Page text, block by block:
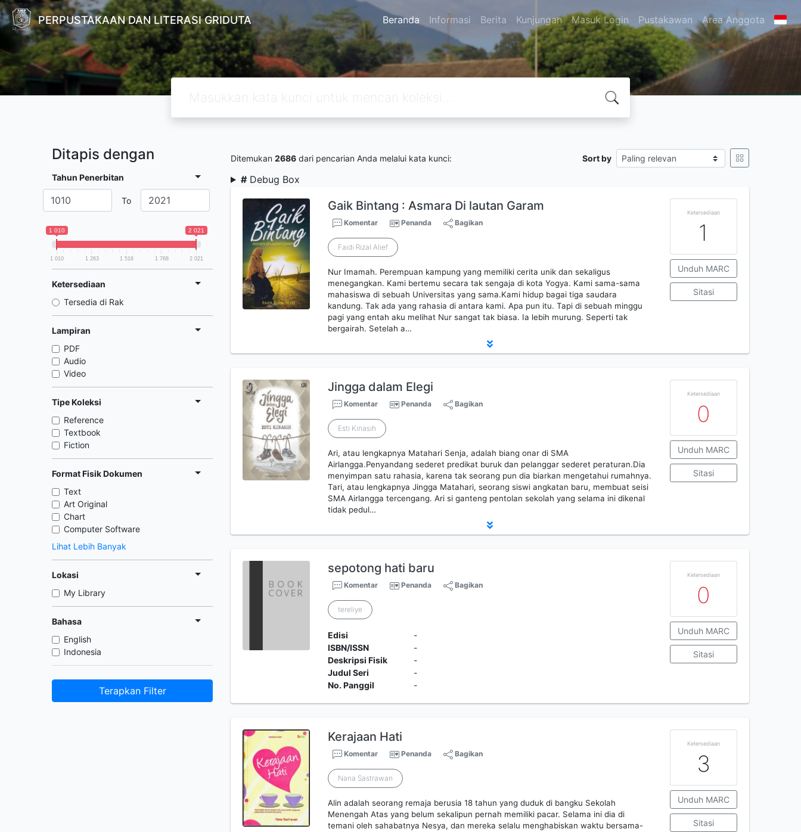
PERPUSTAKAAN DAN LITERASI GRIDUTA Beranda Informasi Berita Kunjungan Masuk Login Pustakawan Area Anggota
Ditapis dengan
Tahun Penerbitan
To
1 010 2 021
1 010 1 263 1 516 1 768 2 021
Ketersediaan
Tersedia di Rak
Lampiran
PDF
Audio
Video
Tipe Koleksi
Reference
Textbook
Fiction
Format Fisik Dokumen
Text
Art Original
Chart
Computer Software
Lihat Lebih Banyak
Lokasi
My Library
Bahasa
English
Indonesia
Terapkan Filter
Ditemukan 2686 dari pencarian Anda melalui kata kunci: Sort by
# Debug Box
Gaik Bintang : Asmara Di lautan Garam
Komentar Penanda Bagikan
Faidi Rizal Alief
Nur Imamah. Perempuan kampung yang memiliki cerita unik dan sekaligus
menegangkan. Kami bertemu secara tak sengaja di kota Yogya. Kami sama-sama
mahasiswa di sebuah Universitas yang sama.Kami hidup bagai tiga saudara
kandung. Tak ada yang rahasia di antara kami. Apa pun itu. Tapi di sebuah minggu
pagi yang entah aku melihat Nur sangat tak biasa. Ia lebih murung. Seperti tak
bergairah. Setelah a…
Ketersediaan
1
Unduh MARC
Sitasi
Jingga dalam Elegi
Komentar Penanda Bagikan
Esti Kinasih
Ari, atau lengkapnya Matahari Senja, adalah biang onar di SMA
Airlangga.Penyandang sederet predikat buruk dan pelanggar sederet peraturan.Dia
menyimpan satu rahasia, karena tak seorang pun dia biarkan mengetahui rumahnya.
Tari, atau lengkapnya Jingga Matahari, seorang siswi angkatan baru, membuat seisi
SMA Airlangga tercengang. Ari si ganteng pentolan sekolah yang selama ini dikenal
tidak pedul…
Ketersediaan
0
Unduh MARC
Sitasi
sepotong hati baru
Komentar Penanda Bagikan
tereliye
Edisi
-
ISBN/ISSN
-
Deskripsi Fisik
-
Judul Seri
-
No. Panggil
-
Ketersediaan
0
Unduh MARC
Sitasi
Kerajaan Hati
Komentar Penanda Bagikan
Nana Sastrawan
Alin adalah seorang remaja berusia 18 tahun yang duduk di bangku Sekolah
Menengah Atas yang belum sekalipun pernah memiliki pacar. Selama ini dia di
temani oleh sahabatnya Nesya, dan mereka selalu menghabiskan waktu bersama-
Ketersediaan
3
Unduh MARC
Sitasi